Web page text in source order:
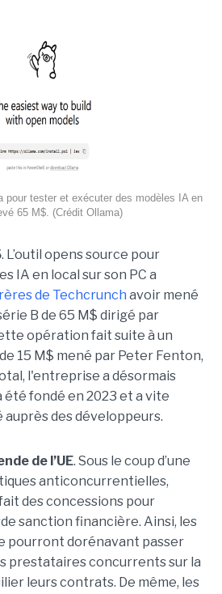
pour tester et exécuter des modèles IA en
65 M$. (Crédit Ollama)
. L’outil opens source pour
IA en local sur son PC a
de Techcrunch avoir mené
B de 65 M$ dirigé par
opération fait suite à un
15 M$ mené par Peter Fenton,
l'entreprise a désormais
été fondé en 2023 et a vite
des développeurs.
de l’UE. Sous le coup d’une
anticoncurrentielles,
des concessions pour
sanction financière. Ainsi, les
pourront dorénavant passer
prestataires concurrents sur la
leurs contrats. De même, les